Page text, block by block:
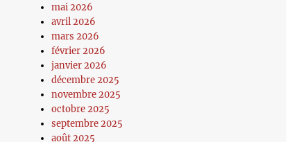
mai 2026
avril 2026
mars 2026
février 2026
janvier 2026
décembre 2025
novembre 2025
octobre 2025
septembre 2025
août 2025